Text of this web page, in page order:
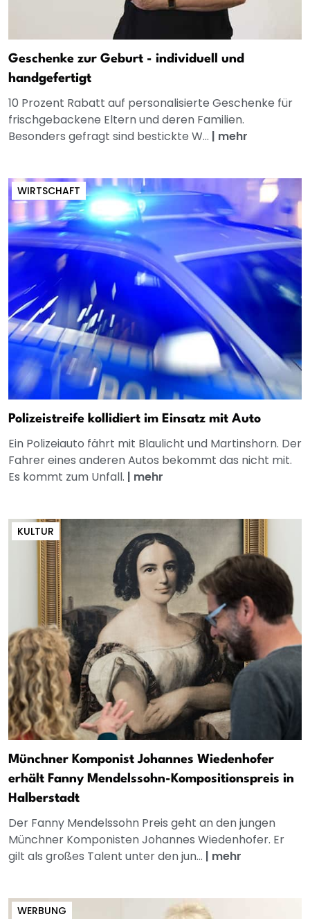
Geschenke zur Geburt - individuell und
handgefertigt
10 Prozent Rabatt auf personalisierte Geschenke für
frischgebackene Eltern und deren Familien.
Besonders gefragt sind bestickte W... | mehr
WIRTSCHAFT
Polizeistreife kollidiert im Einsatz mit Auto
Ein Polizeiauto fährt mit Blaulicht und Martinshorn. Der
Fahrer eines anderen Autos bekommt das nicht mit.
Es kommt zum Unfall. | mehr
KULTUR
Münchner Komponist Johannes Wiedenhofer
erhält Fanny Mendelssohn-Kompositionspreis in
Halberstadt
Der Fanny Mendelssohn Preis geht an den jungen
Münchner Komponisten Johannes Wiedenhofer. Er
gilt als großes Talent unter den jun... | mehr
WERBUNG